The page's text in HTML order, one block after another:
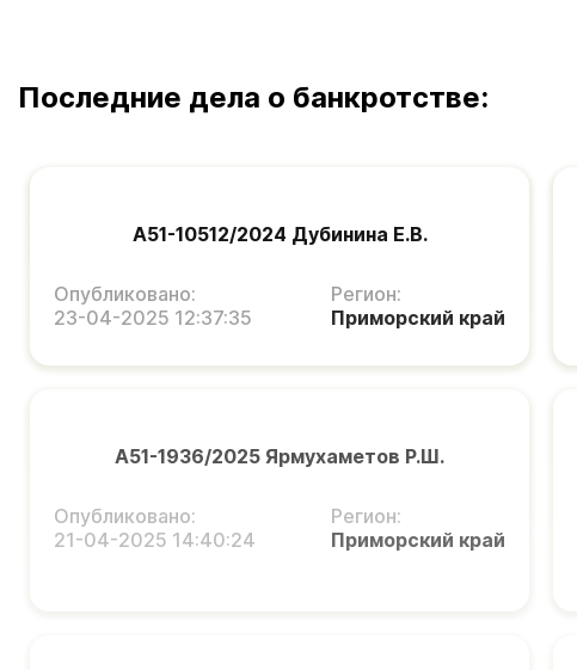
Последние дела о банкротстве:
А51-10512/2024 Дубинина Е.В.
Опубликовано:
23-04-2025 12:37:35
Регион:
Приморский край
А51-1936/2025 Ярмухаметов Р.Ш.
Опубликовано:
21-04-2025 14:40:24
Регион:
Приморский край